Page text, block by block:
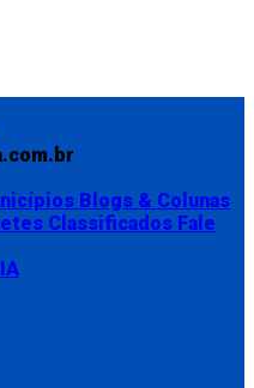
Blogs & Colunas
Classificados Fale